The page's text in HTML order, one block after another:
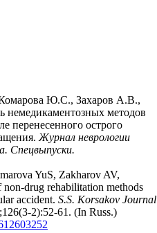
Ю.С., Захаров А.В.,
методов
перенесенного острого
Журнал неврологии
Спецвыпуски.
YuS, Zakharov AV,
drug rehabilitation methods
accident. S.S. Korsakov Journal
(In Russ.)